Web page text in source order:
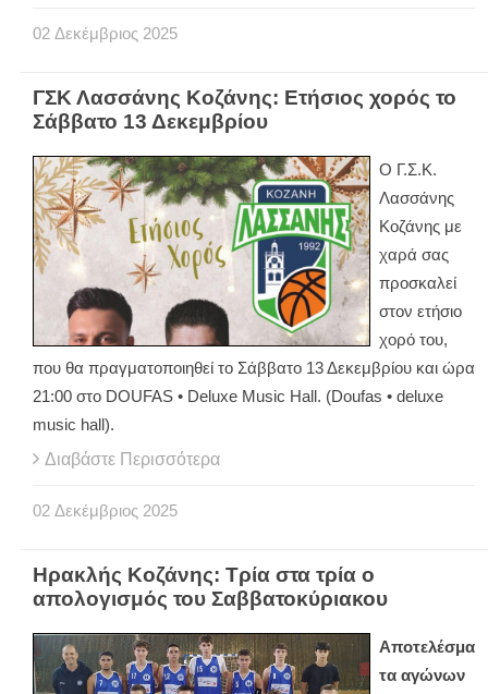
02 Δεκέμβριος 2025
ΓΣΚ Λασσάνης Κοζάνης: Ετήσιος χορός το
Σάββατο 13 Δεκεμβρίου
Ο Γ.Σ.Κ.
Λασσάνης
Κοζάνης με
χαρά σας
προσκαλεί
στον ετήσιο
χορό του,
που θα πραγματοποιηθεί το Σάββατο 13 Δεκεμβρίου και ώρα
21:00 στο DOUFAS • Deluxe Music Hall. (Doufas • deluxe
music hall).
Διαβάστε Περισσότερα
02 Δεκέμβριος 2025
Ηρακλής Κοζάνης: Τρία στα τρία ο
απολογισμός του Σαββατοκύριακου
Αποτελέσμα
τα αγώνων